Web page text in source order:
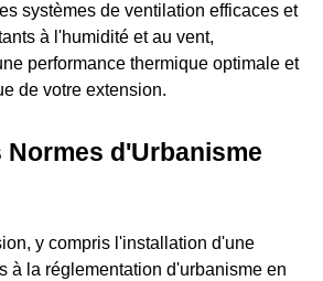
systèmes de ventilation efficaces et
à l'humidité et au vent,
performance thermique optimale et
de votre extension.
Normes d'Urbanisme
y compris l'installation d'une
à la réglementation d'urbanisme en